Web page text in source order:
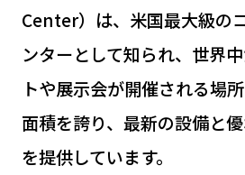
Center）は、米国最大級の
ンターとして知られ、世界
トや展示会が開催される場
面積を誇り、最新の設備と
を提供しています。